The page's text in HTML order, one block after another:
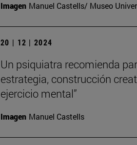
Imagen Manuel Castells/ Museo
20 | 12 | 2024
Un psiquiatra recomienda
estrategia, construcción
ejercicio mental”
Imagen Manuel Castells